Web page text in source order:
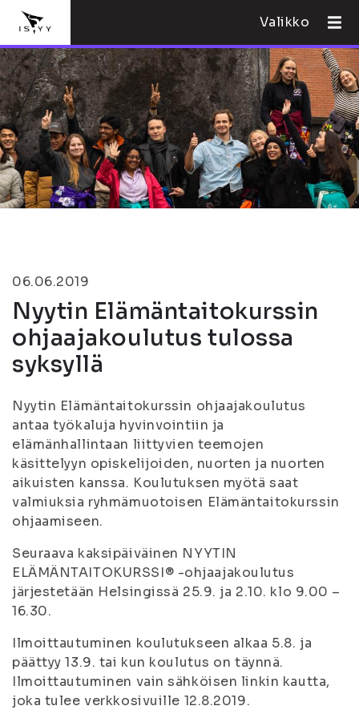
Valikko
06.06.2019
Nyytin Elämäntaitokurssin
ohjaajakoulutus tulossa
syksyllä
Nyytin Elämäntaitokurssin ohjaajakoulutus
antaa työkaluja hyvinvointiin ja
elämänhallintaan liittyvien teemojen
käsittelyyn opiskelijoiden, nuorten ja nuorten
aikuisten kanssa. Koulutuksen myötä saat
valmiuksia ryhmämuotoisen Elämäntaitokurssin
ohjaamiseen.
Seuraava kaksipäiväinen NYYTIN
ELÄMÄNTAITOKURSSI® -ohjaajakoulutus
järjestetään Helsingissä 25.9. ja 2.10. klo 9.00 –
16.30.
Ilmoittautuminen koulutukseen alkaa 5.8. ja
päättyy 13.9. tai kun koulutus on täynnä.
Ilmoittautuminen vain sähköisen linkin kautta,
joka tulee verkkosivuille 12.8.2019.